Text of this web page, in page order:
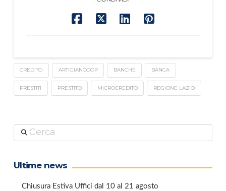
CREDITO ARTIGIANCOOP BANCHE BANCA
PRESTITI PRESTITO MICROCREDITO REGIONE LAZIO
Cerca
Ultime news
Chiusura Estiva Uffici dal 10 al 21 agosto